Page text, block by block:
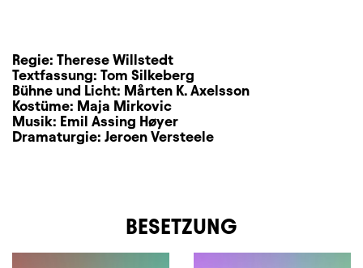
Regie: Therese Willstedt
Textfassung: Tom Silkeberg
Bühne und Licht: Mårten K. Axelsson
Kostüme: Maja Mirkovic
Musik: Emil Assing Høyer
Dramaturgie: Jeroen Versteele
BESETZUNG